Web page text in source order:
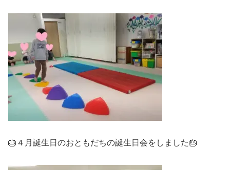
🎂４月誕生日のおともだちの誕生日会をしました🎂